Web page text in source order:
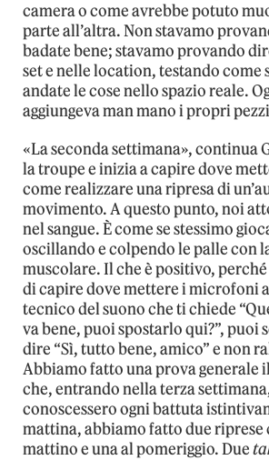
camera o come avrebbe potuto
parte all’altra. Non stavamo
badate bene; stavamo provando
set e nelle location, testando come
andate le cose nello spazio reale.
aggiungeva man mano i propri
«La seconda settimana», continua
la troupe e inizia a capire dove
come realizzare una ripresa di
movimento. A questo punto, noi
nel sangue. È come se stessimo
oscillando e colpendo le palle con
muscolare. Il che è positivo,
di capire dove mettere i microfoni
tecnico del suono che ti chiede
va bene, puoi spostarlo qui?”, puoi
dire “Sì, tutto bene, amico” e non
Abbiamo fatto una prova generale
che, entrando nella terza
conoscessero ogni battuta
mattina, abbiamo fatto due riprese
mattino e una al pomeriggio. Due